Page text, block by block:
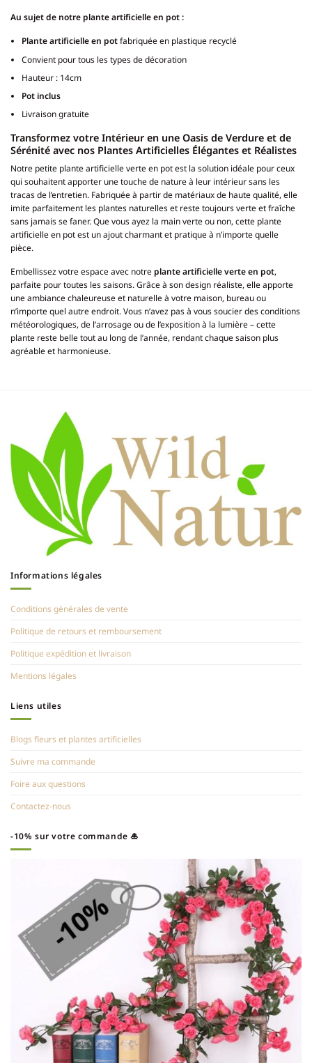
Au sujet de notre plante artificielle en pot :
Plante artificielle en potfabriquée en plastique recyclé
Convient pour tous les types de décoration
Hauteur : 14cm
Pot inclus
Livraison gratuite
Transformez votre Intérieur en une Oasis de Verdure et de
Sérénité avec nos Plantes Artificielles Élégantes et Réalistes
Notre petite plante artificielle verte en pot est la solution idéale pour ceux
qui souhaitent apporter une touche de nature à leur intérieur sans les
tracas de l’entretien. Fabriquée à partir de matériaux de haute qualité, elle
imite parfaitement les plantes naturelles et reste toujours verte et fraîche
sans jamais se faner. Que vous ayez la main verte ou non, cette plante
artificielle en pot est un ajout charmant et pratique à n’importe quelle
pièce.
Embellissez votre espace avec notre plante artificielle verte en pot,
parfaite pour toutes les saisons. Grâce à son design réaliste, elle apporte
une ambiance chaleureuse et naturelle à votre maison, bureau ou
n’importe quel autre endroit. Vous n’avez pas à vous soucier des conditions
météorologiques, de l’arrosage ou de l’exposition à la lumière – cette
plante reste belle tout au long de l’année, rendant chaque saison plus
agréable et harmonieuse.
Informations légales
Conditions générales de vente
Politique de retours et remboursement
Politique expédition et livraison
Mentions légales
Liens utiles
Blogs fleurs et plantes artificielles
Suivre ma commande
Foire aux questions
Contactez-nous
-10% sur votre commande 🎍